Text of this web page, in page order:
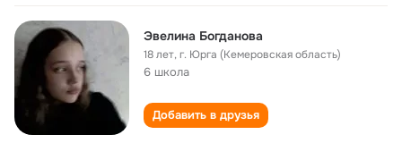
Эвелина Богданова
18 лет,г. Юрга (Кемеровская область)
6 школа
Добавить в друзья